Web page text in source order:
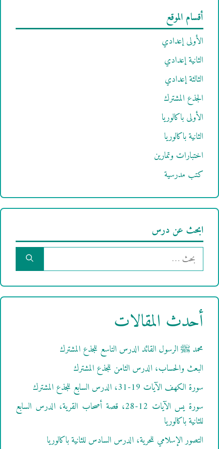
أقسام الموقع
الأولى إعدادي
الثانية إعدادي
الثالثة إعدادي
الجذع المشترك
الأولى باكالوريا
الثانية باكالوريا
اختبارات وتمارين
كتب مدرسية
ابحث عن درس
البحث
عن:
أحدث المقالات
محمد ﷺ الرسول القائد الدرس التاسع للجذع المشترك
البعث والحساب، الدرس الثامن للجذع المشترك
سورة الكهف الآيات 19-31، الدرس السابع للجذع المشترك
سورة يس الآيات 12-28، قصة أصحاب القرية، الدرس السابع
للثانية باكالوريا
التصور الإسلامي للحرية، الدرس السادس للثانية باكالوريا